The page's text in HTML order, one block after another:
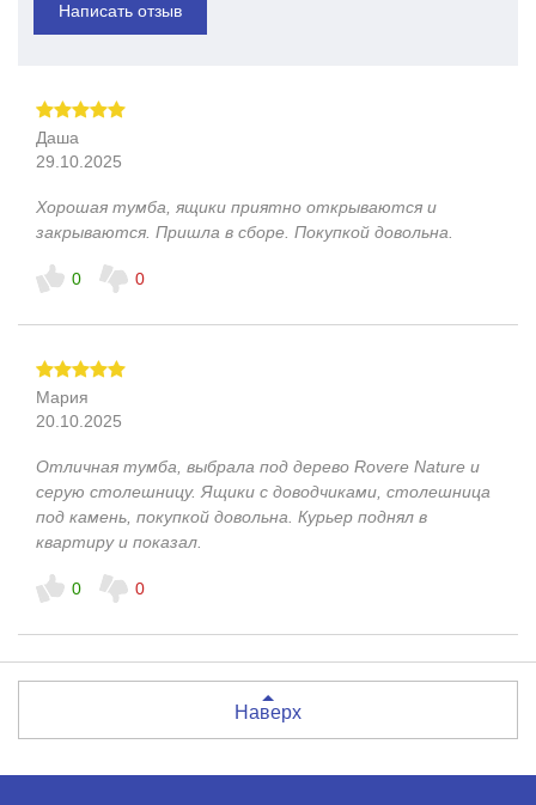
Написать отзыв
Даша
29.10.2025
Хорошая тумба, ящики приятно открываются и
закрываются. Пришла в сборе. Покупкой довольна.
0 0
Мария
20.10.2025
Отличная тумба, выбрала под дерево Rovere Nature и
серую столешницу. Ящики с доводчиками, столешница
под камень, покупкой довольна. Курьер поднял в
квартиру и показал.
0 0
Наверх